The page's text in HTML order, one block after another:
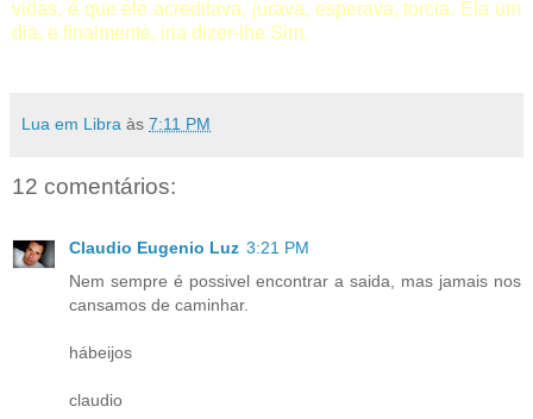
vidas, é que ele acreditava, jurava, esperava, torcia. Ela um
dia, e finalmente, iria dizer-lhe Sim.
Lua em Libra às 7:11 PM
12 comentários:
Claudio Eugenio Luz 3:21 PM
Nem sempre é possivel encontrar a saida, mas jamais nos
cansamos de caminhar.
hábeijos
claudio